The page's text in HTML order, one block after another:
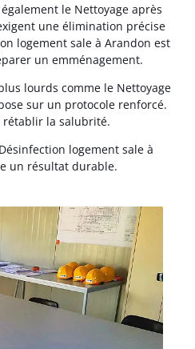
le Nettoyage après
une élimination précise
logement sale à Arandon est
un emménagement.
lourds comme le Nettoyage
sur un protocole renforcé.
rétablir la salubrité.
logement sale à
un résultat durable.